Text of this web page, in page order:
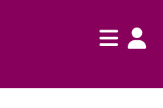
pagina)
Navigatie